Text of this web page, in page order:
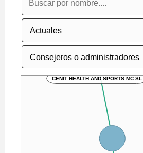
CENIT HEALTH AND SPORTS MC SL